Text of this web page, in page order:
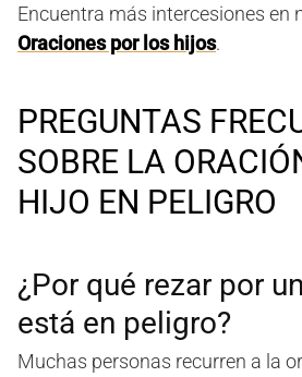
Encuentra más intercesiones en
Oraciones por los hijos.
PREGUNTAS
SOBRE LA
HIJO EN PELIGRO
¿Por qué rezar por
está en peligro?
Muchas personas recurren a la